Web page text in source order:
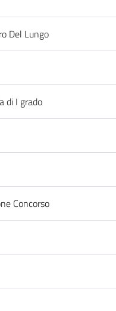
Del Lungo
di I grado
Concorso